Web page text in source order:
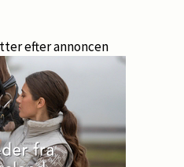
efter annoncen